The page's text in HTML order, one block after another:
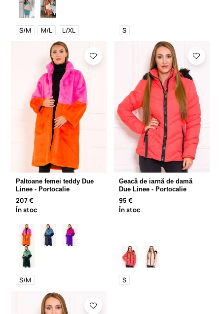
S/M M/L L/XL S
Paltoane femei teddy Due
Linee - Portocalie
207 €
În stoc
S/M
Geacă de iarnă de damă
Due Linee - Portocalie
95 €
În stoc
S